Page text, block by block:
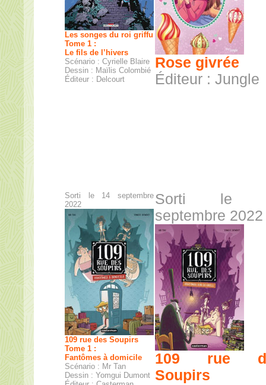
Les songes du roi griffu
Tome 1 :
Le fils de l’hivers
Scénario : Cyrielle Blaire
Dessin : Maïlis Colombié
Éditeur : Delcourt
Rose givrée
Éditeur : Jungle
Sorti le 14 septembre
2022
109 rue des Soupirs
Tome 1 :
Fantômes à domicile
Scénario : Mr Tan
Dessin : Yomgui Dumont
Sorti le
septembre 2022
109 rue
Soupirs